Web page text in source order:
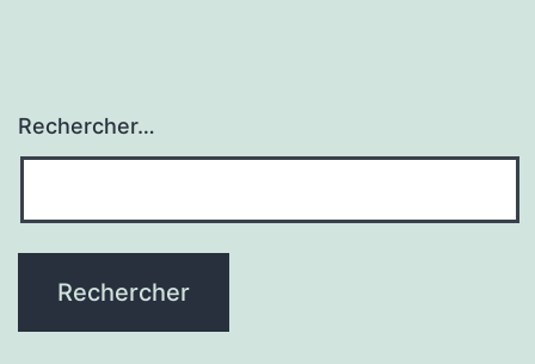
Rechercher…